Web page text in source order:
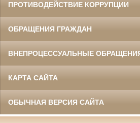
ПРОТИВОДЕЙСТВИЕ КОРРУПЦИИ
ОБРАЩЕНИЯ ГРАЖДАН
ВНЕПРОЦЕССУАЛЬНЫЕ
КАРТА САЙТА
ОБЫЧНАЯ ВЕРСИЯ САЙТА